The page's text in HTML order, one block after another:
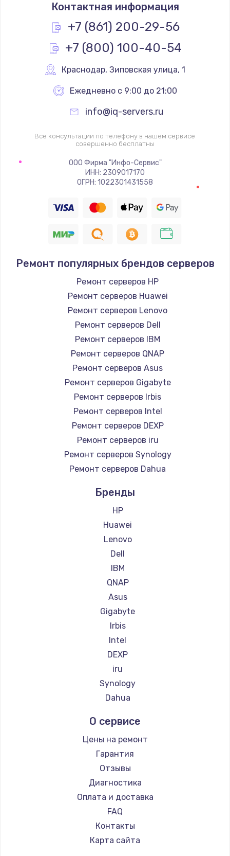
Контактная информация
+7 (861) 200-29-56
+7 (800) 100-40-54
Краснодар, Зиповская улица, 1
Ежедневно с 9:00 до 21:00
info@iq-servers.ru
Все консультации по телефону в нашем сервисе
совершенно бесплатны
ООО Фирма "Инфо-Сервис"
ИНН: 2309017170
ОГРН: 1022301431558
Ремонт популярных брендов серверов
Ремонт серверов HP
Ремонт серверов Huawei
Ремонт серверов Lenovo
Ремонт серверов Dell
Ремонт серверов IBM
Ремонт серверов QNAP
Ремонт серверов Asus
Ремонт серверов Gigabyte
Ремонт серверов Irbis
Ремонт серверов Intel
Ремонт серверов DEXP
Ремонт серверов iru
Ремонт серверов Synology
Ремонт серверов Dahua
Бренды
HP
Huawei
Lenovo
Dell
IBM
QNAP
Asus
Gigabyte
Irbis
Intel
DEXP
iru
Synology
Dahua
О сервисе
Цены на ремонт
Гарантия
Отзывы
Диагностика
Оплата и доставка
FAQ
Контакты
Карта сайта